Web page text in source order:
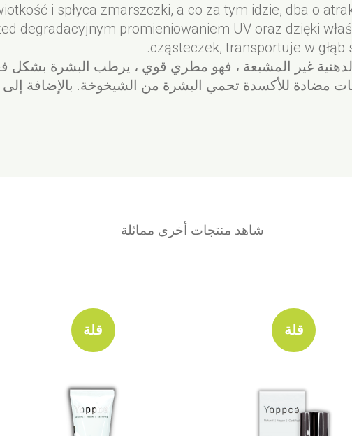
i spłyca zmarszczki, a co za tym idzie, dba o
degradacyjnym promieniowaniem UV oraz dzięki
cząsteczek, transportuje w
غير المشبعة ، فهو مطري قوي ، يرطب البشرة بشكل
مضادة للأكسدة تحمي البشرة من الشيخوخة. بالإضافة إلى
شاهد منتجات أخرى مماثلة
قلة قلة